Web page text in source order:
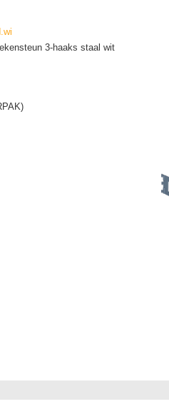
3-haaks staal wit